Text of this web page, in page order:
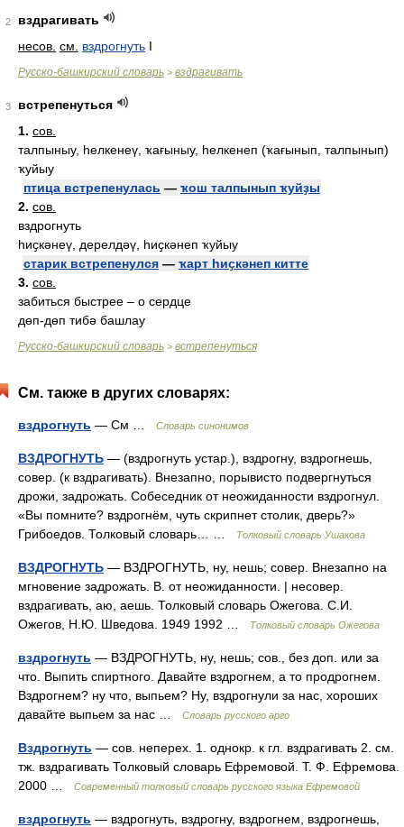
2
вздрагивать
несов. см. вздрогнуть I
Русско-башкирский словарь > вздрагивать
3
встрепенуться
1. сов.
талпыныу, һелкенеү, ҡағыныу, һелкенеп (ҡағынып, талпынып)
ҡуйыу
птица встрепенулась — ҡош талпынып ҡуйҙы
2. сов.
вздрогнуть
һиҫкәнеү, дерелдәү, һиҫкәнеп ҡуйыу
старик встрепенулся — ҡарт һиҫкәнеп китте
3. сов.
забиться быстрее – о сердце
дөп-дөп тибә башлау
Русско-башкирский словарь > встрепенуться
См. также в других словарях:
вздрогнуть — См … Словарь синонимов
ВЗДРОГНУТЬ — (вздрогнуть устар.), вздрогну, вздрогнешь,
совер. (к вздрагивать). Внезапно, порывисто подвергнуться
дрожи, задрожать. Собеседник от неожиданности вздрогнул.
«Вы помните? вздрогнём, чуть скрипнет столик, дверь?»
Грибоедов. Толковый словарь… …
Толковый словарь Ушакова
ВЗДРОГНУТЬ — ВЗДРОГНУТЬ, ну, нешь; совер. Внезапно на
мгновение задрожать. В. от неожиданности. | несовер.
вздрагивать, аю, аешь. Толковый словарь Ожегова. С.И.
Ожегов, Н.Ю. Шведова. 1949 1992 …
Толковый словарь Ожегова
вздрогнуть — ВЗДРОГНУТЬ, ну, нешь; сов., без доп. или за
что. Выпить спиртного. Давайте вздрогнем, а то продрогнем.
Вздрогнем? ну что, выпьем? Ну, вздрогнули за нас, хороших
давайте выпьем за нас …
Словарь русского арго
Вздрогнуть — сов. неперех. 1. однокр. к гл. вздрагивать 2. см.
тж. вздрагивать Толковый словарь Ефремовой. Т. Ф. Ефремова.
2000 …
Современный толковый словарь русского языка Ефремовой
вздрогнуть — вздрогнуть, вздрогну, вздрогнем, вздрогнешь,